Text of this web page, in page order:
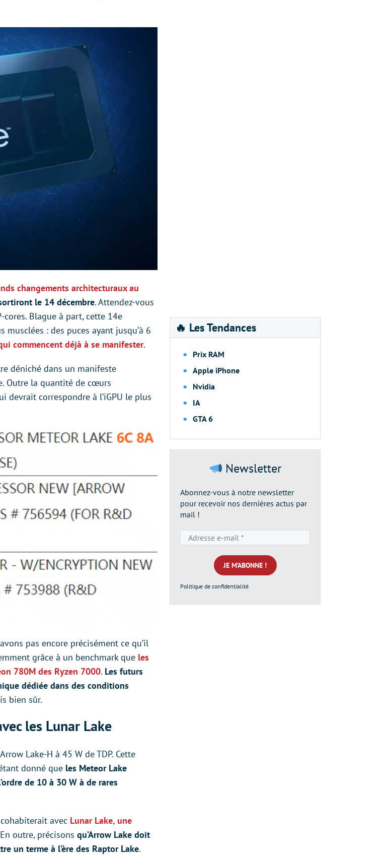
changements architecturaux au
le 14 décembre. Attendez-vous
cores. Blague à part, cette 14e
: des puces ayant jusqu’à 6
commencent déjà à se manifester.
déniché dans un manifeste
Outre la quantité de cœurs
devrait correspondre à l’iGPU le plus
pas encore précisément ce qu’il
grâce à un benchmark que les
780M des Ryzen 7000. Les futurs
dédiée dans des conditions
bien sûr.
les Lunar Lake
Lake-H à 45 W de TDP. Cette
donné que les Meteor Lake
de 10 à 30 W à de rares
avec Lunar Lake, une
outre, précisons qu’Arrow Lake doit
un terme à l’ère des Raptor Lake.
🔥 Les Tendances
Prix RAM
Apple iPhone
Nvidia
IA
GTA 6
Newsletter
Abonnez-vous à notre newsletter
pour recevoir nos dernières actus par
mail !
e-
mail
*
Politique de confidentialité